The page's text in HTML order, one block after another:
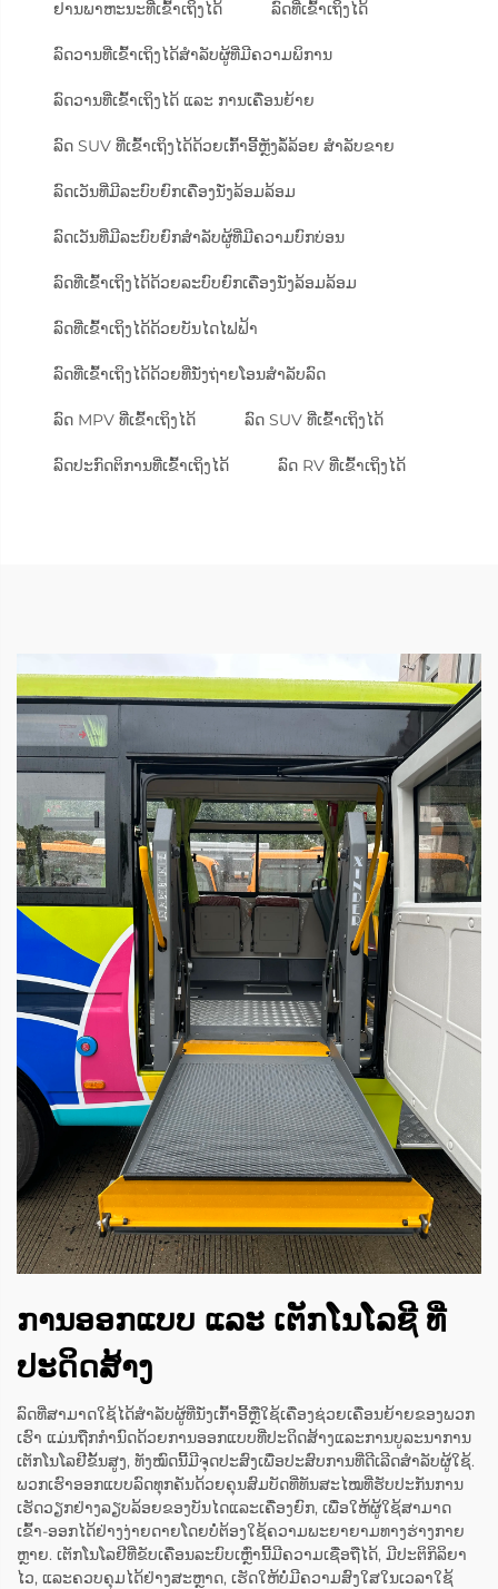
ຢານພາຫະນະທີ່ເຂົ້າເຖິງໄດ້ ລົດທີ່ເຂົ້າເຖິງໄດ້
ລົດວານທີ່ເຂົ້າເຖິງໄດ້ສຳລັບຜູ້ທີ່ມີຄວາມພິການ
ລົດວານທີ່ເຂົ້າເຖິງໄດ້ ແລະ ການເຄື່ອນຍ້າຍ
ລົດ SUV ທີ່ເຂົ້າເຖິງໄດ້ດ້ວຍເກົ້າອີ້ຫຼັງລໍ້ລ້ອຍ ສຳລັບຂາຍ
ລົດເວັນທີ່ມີລະບົບຍົກເຄື່ອງນັ່ງລ້ອມລ້ອມ
ລົດເວັນທີ່ມີລະບົບຍົກສຳລັບຜູ້ທີ່ມີຄວາມບົກບ່ອນ
ລົດທີ່ເຂົ້າເຖິງໄດ້ດ້ວຍລະບົບຍົກເຄື່ອງນັ່ງລ້ອມລ້ອມ
ລົດທີ່ເຂົ້າເຖິງໄດ້ດ້ວຍບັນໄດໄຟຟ້າ
ລົດທີ່ເຂົ້າເຖິງໄດ້ດ້ວຍທີ່ນັ່ງຖ່າຍໂອນສຳລັບລົດ
ລົດ MPV ທີ່ເຂົ້າເຖິງໄດ້ ລົດ SUV ທີ່ເຂົ້າເຖິງໄດ້
ລົດປະກົດຕິການທີ່ເຂົ້າເຖິງໄດ້ ລົດ RV ທີ່ເຂົ້າເຖິງໄດ້
ການອອກແບບ ແລະ ເຕັກໂນໂລຊີ ທີ່
ປະດິດສ້າງ
ລົດທີ່ສາມາດໃຊ້ໄດ້ສຳລັບຜູ້ທີ່ນັ່ງເກົ້າອີ້ຫຼືໃຊ້ເຄື່ອງຊ່ວຍເຄື່ອນຍ້າຍຂອງພວກ
ເຮົາ ແມ່ນຖືກກຳນົດດ້ວຍການອອກແບບທີ່ປະດິດສ້າງແລະການບູລະນາການ
ເຕັກໂນໂລຢີຂັ້ນສູງ, ທັງໝົດນີ້ມີຈຸດປະສົງເພື່ອປະສົບການທີ່ດີເລີດສຳລັບຜູ້ໃຊ້.
ພວກເຮົາອອກແບບລົດທຸກຄັນດ້ວຍຄຸນສົມບັດທີ່ທັນສະໄໝທີ່ຮັບປະກັນການ
ເຮັດວຽກຢ່າງລຽບລ້ອຍຂອງບັນໄດແລະເຄື່ອງຍົກ, ເພື່ອໃຫ້ຜູ້ໃຊ້ສາມາດ
ເຂົ້າ-ອອກໄດ້ຢ່າງງ່າຍດາຍໂດຍບໍ່ຕ້ອງໃຊ້ຄວາມພະຍາຍາມທາງຮ່າງກາຍ
ຫຼາຍ. ເຕັກໂນໂລຢີທີ່ຂັບເຄື່ອນລະບົບເຫຼົ່ານີ້ມີຄວາມເຊື່ອຖືໄດ້, ມີປະຕິກິລິຍາ
ໄວ, ແລະຄວບຄຸມໄດ້ຢ່າງສະຫຼາດ, ເຮັດໃຫ້ບໍ່ມີຄວາມສົງໃສໃນເວລາໃຊ້